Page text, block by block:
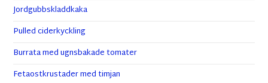
Jordgubbskladdkaka
Pulled ciderkyckling
Burrata med ugnsbakade tomater
Fetaostkrustader med timjan